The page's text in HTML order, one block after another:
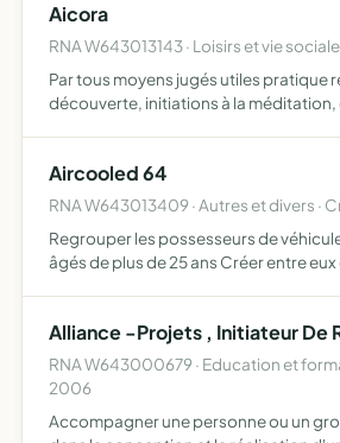
Aicora
RNA W643013143 · Loisirs et vie
Par tous moyens jugés utiles pratique
découverte, initiations à la
l'aïcora t…
Aircooled 64
RNA W643013409 · Autres et divers ·
Regrouper les possesseurs de
âgés de plus de 25 ans Créer entre
Alliance -Projets , Initiateur De
RNA W643000679 · Education et
2006
Accompagner une personne ou un